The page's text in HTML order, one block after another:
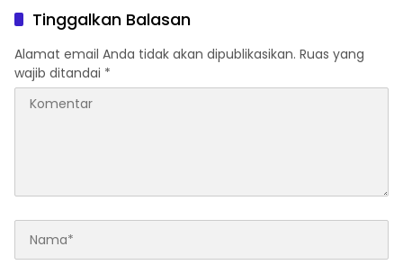
Tinggalkan Balasan
Alamat email Anda tidak akan dipublikasikan. Ruas yang
wajib ditandai *